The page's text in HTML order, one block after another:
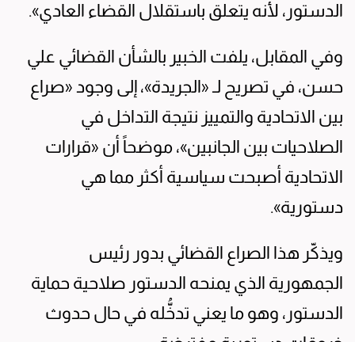
الدستور، لأنه يتعلق باستقلال القضاء العادي».
وفي المقابل، يلفت الخبير بالشأن القضائي علي
حسن، في تصريح لـ «الجريدة»، إلى وجود «صراع
بين الاتحادية والتمييز نتيجة التداخل في
الصلاحيات بين الجانبين»، موضحاً أن «قرارات
الاتحادية أصبحت سياسية أكثر مما هي
دستورية».
ويذكّر هذا الصراع القضائي بدور رئيس
الجمهورية الذي يمنحه الدستور صلاحية حماية
الدستور، وهو ما يعني تدخُّله في حال حدوث